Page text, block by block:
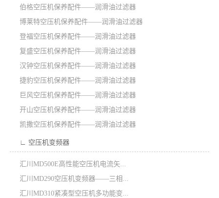
伯格空压机保养配件——润滑油过滤器
博莱特空压机保养配件——润滑油过滤器
登福空压机保养配件——润滑油过滤器
复盛空压机保养配件——润滑油过滤器
汉钟空压机保养配件——润滑油过滤器
捷豹空压机保养配件——润滑油过滤器
巨风空压机保养配件——润滑油过滤器
开山空压机保养配件——润滑油过滤器
凯撒空压机保养配件——润滑油过滤器
∟ 空压机变频器
汇川MD500E高性能空压机电流矢...
汇川MD290空压机变频器——三相...
汇川MD310紧凑型空压机多功能变...